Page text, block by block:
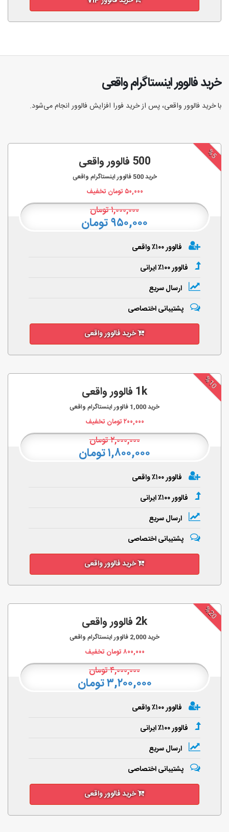
خرید فالوور اینستاگرام واقعی
با خرید فالوور واقعی، پس از خرید فورا افزایش فالوور انجام‌ می‌شود.
%5 500 فالوور واقعی
خرید500فالوور اینستاگرام واقعی
۵۰,۰۰۰تومان تخفیف
۱,۰۰۰,۰۰۰تومان
۹۵۰,۰۰۰ تومان
فالوور ۱۰۰٪ واقعی
فالوور ۱۰۰٪ ایرانی
ارسال سریع
پشتیبانی اختصاصی
خرید فالوور واقعی
%10
1k فالوور واقعی
خرید1,000 فالوور اینستاگرام واقعی
۲۰۰,۰۰۰تومان تخفیف
۲,۰۰۰,۰۰۰تومان
۱,۸۰۰,۰۰۰ تومان
فالوور ۱۰۰٪ واقعی
فالوور ۱۰۰٪ ایرانی
ارسال سریع
پشتیبانی اختصاصی
خرید فالوور واقعی
%20
2k فالوور واقعی
خرید2,000 فالوور اینستاگرام واقعی
۸۰۰,۰۰۰تومان تخفیف
۴,۰۰۰,۰۰۰تومان
۳,۲۰۰,۰۰۰ تومان
فالوور ۱۰۰٪ واقعی
فالوور ۱۰۰٪ ایرانی
ارسال سریع
پشتیبانی اختصاصی
خرید فالوور واقعی